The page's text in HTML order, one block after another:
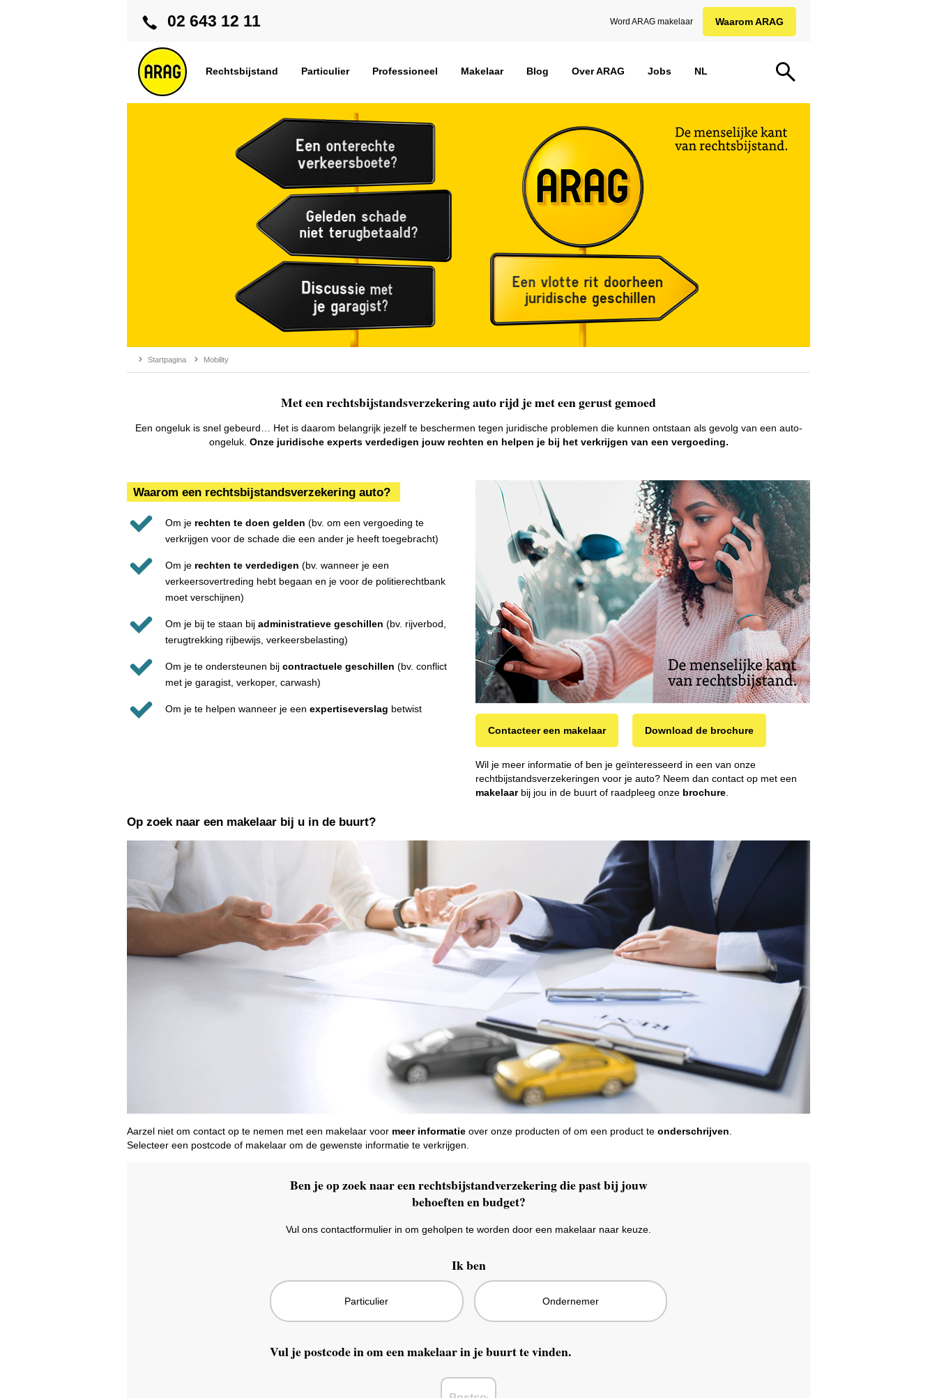
02 643 12 11 Word ARAG makelaar Waarom ARAG
Rechtsbijstand Particulier Professioneel Makelaar Blog Over ARAG Jobs NL
Startpagina Mobility
Met een rechtsbijstandsverzekering auto rijd je met een gerust gemoed
Een ongeluk is snel gebeurd… Het is daarom belangrijk jezelf te beschermen tegen juridische problemen die kunnen ontstaan als gevolg van een auto-
ongeluk. Onze juridische experts verdedigen jouw rechten en helpen je bij het verkrijgen van een vergoeding.
Waarom een rechtsbijstandsverzekering auto?
Om je rechten te doen gelden (bv. om een vergoeding te
verkrijgen voor de schade die een ander je heeft toegebracht)
Om je rechten te verdedigen (bv. wanneer je een
verkeersovertreding hebt begaan en je voor de politierechtbank
moet verschijnen)
Om je bij te staan bij administratieve geschillen (bv. rijverbod,
terugtrekking rijbewijs, verkeersbelasting)
Om je te ondersteunen bij contractuele geschillen (bv. conflict
met je garagist, verkoper, carwash)
Om je te helpen wanneer je een expertiseverslag betwist
Contacteer een makelaar
Download de brochure
Wil je meer informatie of ben je geïnteresseerd in een van onze
rechtbijstandsverzekeringen voor je auto? Neem dan contact op met een
makelaarbij jou in de buurt of raadpleeg onze brochure
Op zoek naar een makelaar bij u in de buurt?
Aarzel niet om contact op te nemen met een makelaar voor meer informatie over onze producten of om een product te onderschrijven
Selecteer een postcode of makelaar om de gewenste informatie te verkrijgen.
Ben je op zoek naar een rechtsbijstandverzekering die past bij jouw
behoeften en budget?
Vul ons contactformulier in om geholpen te worden door een makelaar naar keuze.
Ik ben
Particulier Ondernemer
Vul je postcode in om een makelaar in je buurt te vinden.